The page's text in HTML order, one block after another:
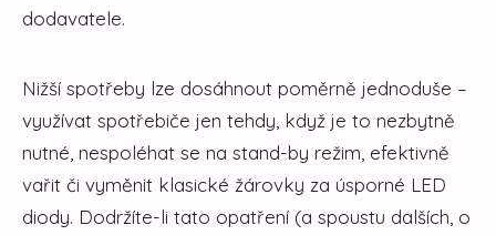
dodavatele.
Nižší spotřeby lze dosáhnout poměrně jednoduše –
využívat spotřebiče jen tehdy, když je to nezbytně
nutné, nespoléhat se na stand-by režim, efektivně
vařit či vyměnit klasické žárovky za úsporné LED
diody. Dodržíte-li tato opatření (a spoustu dalších, o